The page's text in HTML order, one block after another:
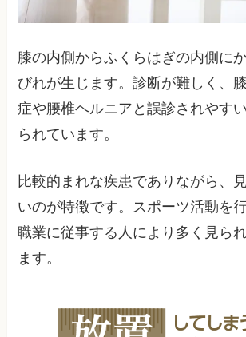
膝の内側からふくらはぎの内側に
びれが生じます。診断が難しく、
症や腰椎ヘルニアと誤診されやす
られています。
比較的まれな疾患でありながら、
いのが特徴です。スポーツ活動を
職業に従事する人により多く見ら
ます。